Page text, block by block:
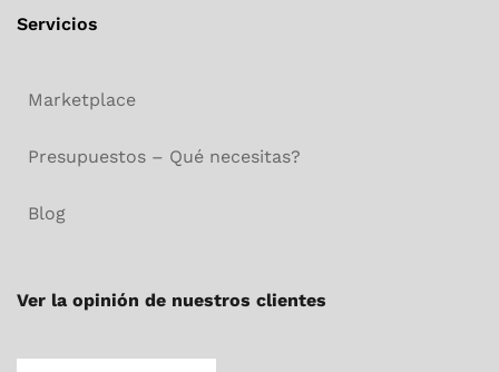
Servicios
Marketplace
Presupuestos – Qué necesitas?
Blog
Ver la opinión de nuestros clientes